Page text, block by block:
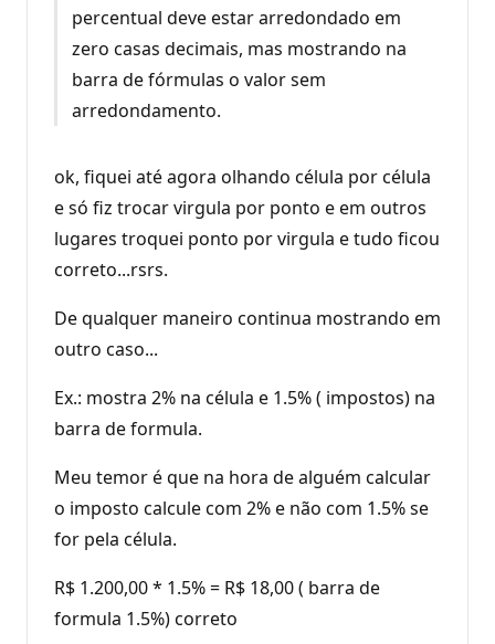
percentual deve estar arredondado em
zero casas decimais, mas mostrando na
barra de fórmulas o valor sem
arredondamento.
ok, fiquei até agora olhando célula por célula
e só fiz trocar virgula por ponto e em outros
lugares troquei ponto por virgula e tudo ficou
correto...rsrs.
De qualquer maneiro continua mostrando em
outro caso...
Ex.: mostra 2% na célula e 1.5% ( impostos) na
barra de formula.
Meu temor é que na hora de alguém calcular
o imposto calcule com 2% e não com 1.5% se
for pela célula.
R$ 1.200,00 * 1.5% = R$ 18,00 ( barra de
formula 1.5%) correto